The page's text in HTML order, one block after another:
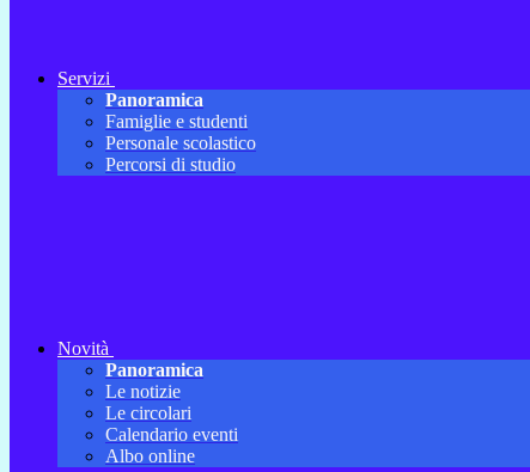
Servizi
Panoramica
Famiglie e studenti
Personale scolastico
Percorsi di studio
Novità
Panoramica
Le notizie
Le circolari
Calendario eventi
Albo online